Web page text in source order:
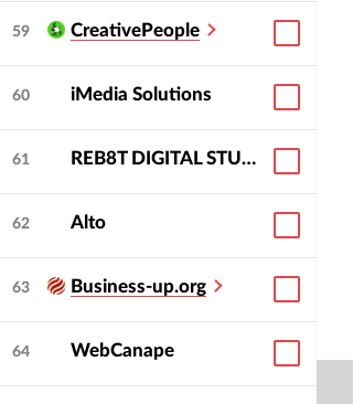
59 CreativePeople
60 iMedia Solutions
61 REB8T DIGITAL STUDIO
62 Alto
63 Business-up.org
64 WebCanape